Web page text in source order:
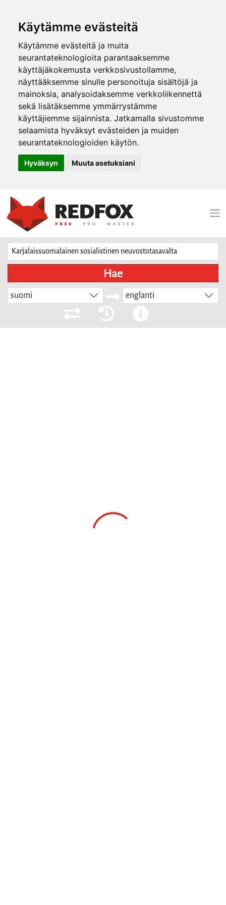
Käytämme evästeitä
Käytämme evästeitä ja muita
seurantateknologioita parantaaksemme
käyttäjäkokemusta verkkosivustollamme,
näyttääksemme sinulle personoituja sisältöjä ja
mainoksia, analysoidaksemme verkkoliikennettä
sekä lisätäksemme ymmärrystämme
käyttäjiemme sijainnista. Jatkamalla sivustomme
selaamista hyväksyt evästeiden ja muiden
seurantateknologioiden käytön.
Hyväksyn Muuta asetuksiani
Hae
suomi englanti